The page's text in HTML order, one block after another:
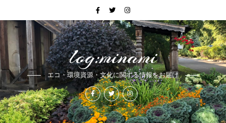
log:minami
エコ・環境資源・文化に関する情報をお届け